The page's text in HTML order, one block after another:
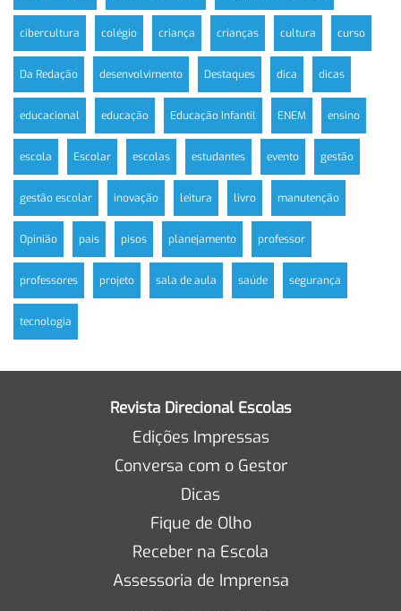
cibercultura colégio criança crianças cultura curso
Da Redação desenvolvimento Destaques dica dicas
educacional educação Educação Infantil ENEM ensino
escola Escolar escolas estudantes evento gestão
gestão escolar inovação leitura livro manutenção
Opinião pais pisos planejamento professor
professores projeto sala de aula saúde segurança
tecnologia
Revista Direcional Escolas
Edições Impressas
Conversa com o Gestor
Dicas
Fique de Olho
Receber na Escola
Assessoria de Imprensa